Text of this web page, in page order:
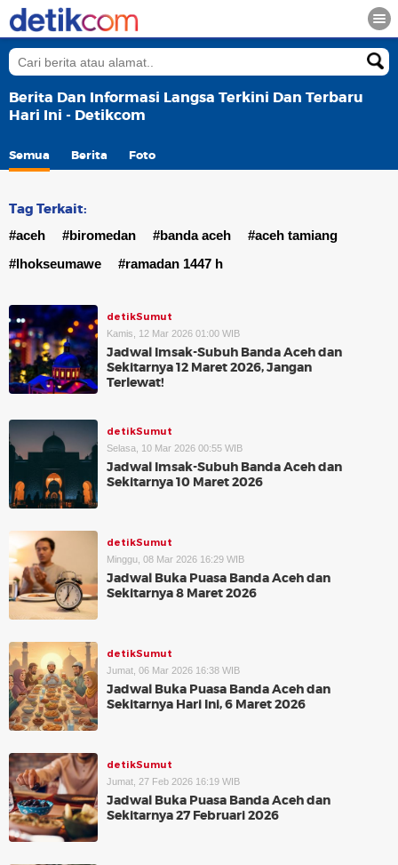
Berita Dan Informasi Langsa Terkini Dan Terbaru
Hari Ini - Detikcom
Semua Berita Foto
Tag Terkait:
#aceh #biromedan #banda aceh
#aceh tamiang
#lhokseumawe
#ramadan 1447 h
detikSumut
Kamis, 12 Mar 2026 01:00 WIB
Jadwal Imsak-Subuh Banda Aceh dan
Sekitarnya 12 Maret 2026, Jangan
Terlewat!
detikSumut
Selasa, 10 Mar 2026 00:55 WIB
Jadwal Imsak-Subuh Banda Aceh dan
Sekitarnya 10 Maret 2026
detikSumut
Minggu, 08 Mar 2026 16:29 WIB
Jadwal Buka Puasa Banda Aceh dan
Sekitarnya 8 Maret 2026
detikSumut
Jumat, 06 Mar 2026 16:38 WIB
Jadwal Buka Puasa Banda Aceh dan
Sekitarnya Hari Ini, 6 Maret 2026
detikSumut
Jumat, 27 Feb 2026 16:19 WIB
Jadwal Buka Puasa Banda Aceh dan
Sekitarnya 27 Februari 2026